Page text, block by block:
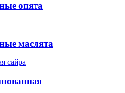
опята
маслята